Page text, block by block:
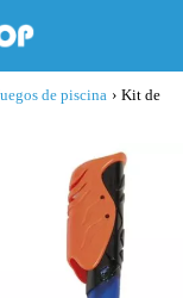
de piscina › Kit de